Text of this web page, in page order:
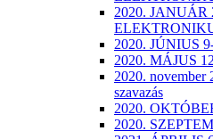
2020.
2020. JÚNIUS
2020. MÁJUS
2020. november
szavazás
2020.
2020.